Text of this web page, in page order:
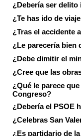
¿Debería ser
¿Te has ido de
¿Tras el accidente
¿Le parecería bien
¿Debe dimitir el
¿Cree que las
¿Qué le parece
Congreso?
¿Debería el PSOE
¿Celebras San
¿Es partidario de